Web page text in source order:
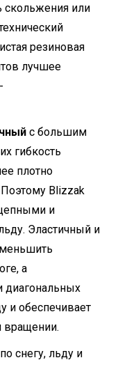
скольжения или
резиновая
лучшее
с большим
гибкость
плотно
Поэтому Blizzak
и
Эластичный и
а
диагональных
и обеспечивает
вращении.
снегу, льду и